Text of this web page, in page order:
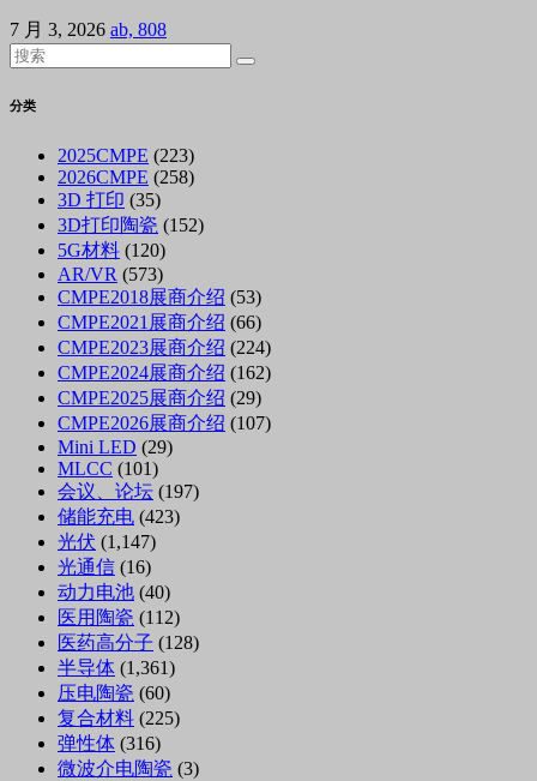
7 月 3, 2026 ab, 808
分类
2025CMPE (223)
2026CMPE (258)
3D 打印 (35)
3D打印陶瓷 (152)
5G材料 (120)
AR/VR (573)
CMPE2018展商介绍 (53)
CMPE2021展商介绍 (66)
CMPE2023展商介绍 (224)
CMPE2024展商介绍 (162)
CMPE2025展商介绍 (29)
CMPE2026展商介绍 (107)
Mini LED (29)
MLCC (101)
会议、论坛 (197)
储能充电 (423)
光伏 (1,147)
光通信 (16)
动力电池 (40)
医用陶瓷 (112)
医药高分子 (128)
半导体 (1,361)
压电陶瓷 (60)
复合材料 (225)
弹性体 (316)
微波介电陶瓷 (3)